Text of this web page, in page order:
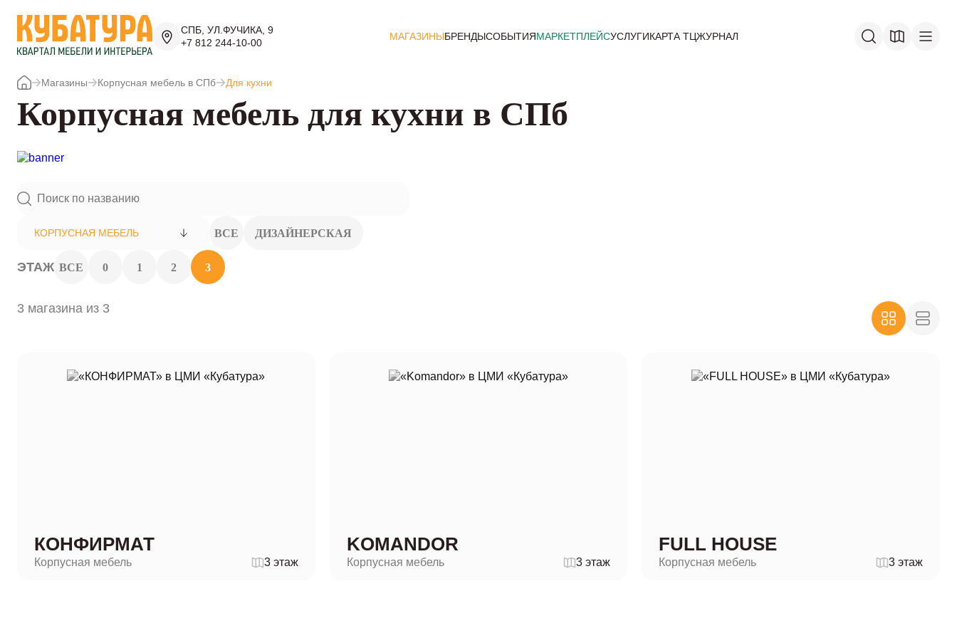
СПБ, УЛ.ФУЧИКА, 9
+7 812 244-10-00
МАГАЗИНЫБРЕНДЫСОБЫТИЯМАРКЕТПЛЕЙСУСЛУГИКАРТА ТЦЖУРНАЛ
Магазины Корпусная мебель в СПб Для кухни
Корпусная мебель для кухни в СПб
КОРПУСНАЯ МЕБЕЛЬ ВСЕ ДИЗАЙНЕРСКАЯ
ЭТАЖ ВСЕ 0 1 2 3
3 магазина из 3
КОНФИРМАТ
Корпусная мебель 3 этаж
KOMANDOR
Корпусная мебель 3 этаж
FULL HOUSE
Корпусная мебель 3 этаж